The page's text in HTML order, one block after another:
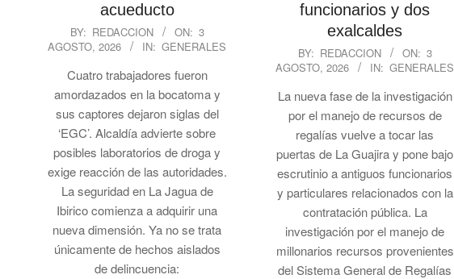
acueducto
2026-
08-
BY: REDACCION ON: 3
AGOSTO, 2026
IN: GENERALES
Cuatro trabajadores fueron
amordazados en la bocatoma y
sus captores dejaron siglas del
‘EGC’. Alcaldía advierte sobre
posibles laboratorios de droga y
exige reacción de las autoridades.
La seguridad en La Jagua de
Ibirico comienza a adquirir una
nueva dimensión. Ya no se trata
únicamente de hechos aislados
de delincuencia:
funcionarios y dos
exalcaldes
2026-
08-
03
BY: REDACCION ON: 3
AGOSTO, 2026
IN: GENERALES
La nueva fase de la investigación
por el manejo de recursos de
regalías vuelve a tocar las
puertas de La Guajira y pone bajo
escrutinio a antiguos funcionarios
y particulares relacionados con la
contratación pública. La
investigación por el manejo de
millonarios recursos provenientes
del Sistema General de Regalías